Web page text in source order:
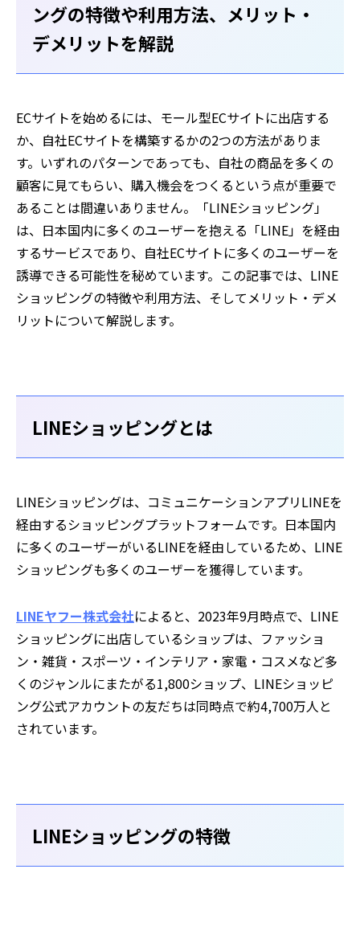
ングの特徴や利用方法、メリット・
デメリットを解説
ECサイトを始めるには、モール型ECサイトに出店する
か、自社ECサイトを構築するかの2つの方法がありま
す。いずれのパターンであっても、自社の商品を多くの
顧客に見てもらい、購入機会をつくるという点が重要で
あることは間違いありません。「LINEショッピング」
は、日本国内に多くのユーザーを抱える「LINE」を経由
するサービスであり、自社ECサイトに多くのユーザーを
誘導できる可能性を秘めています。この記事では、LINE
ショッピングの特徴や利用方法、そしてメリット・デメ
リットについて解説します。
LINEショッピングとは
LINEショッピングは、コミュニケーションアプリLINEを
経由するショッピングプラットフォームです。日本国内
に多くのユーザーがいるLINEを経由しているため、LINE
ショッピングも多くのユーザーを獲得しています。
LINEヤフー株式会社によると、2023年9月時点で、LINE
ショッピングに出店しているショップは、ファッショ
ン・雑貨・スポーツ・インテリア・家電・コスメなど多
くのジャンルにまたがる1,800ショップ、LINEショッピ
ング公式アカウントの友だちは同時点で約4,700万人と
されています。
LINEショッピングの特徴